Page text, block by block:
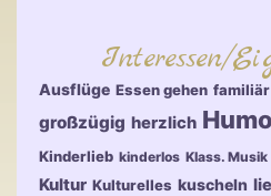
Interessen/
Ausflüge Essen gehen familiär
großzügig herzlich
Kinderlieb kinderlos Klass. Musik
Kultur Kulturelles kuscheln